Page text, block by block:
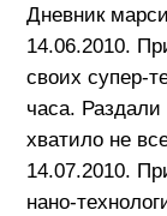
Дневник
14.06.2010.
своих супер-
часа.
хватило не
14.07.2010.
нано-